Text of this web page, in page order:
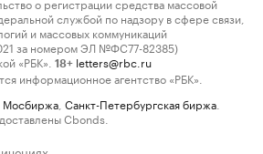
службой по надзору в сфере связи,
и массовых коммуникаций
за номером ЭЛ №ФС77-82385)
«РБК».
18+ letters@rbc.ru
информационное агентство «РБК».
Мосбиржа Санкт-Петербургская биржа
Cbonds.